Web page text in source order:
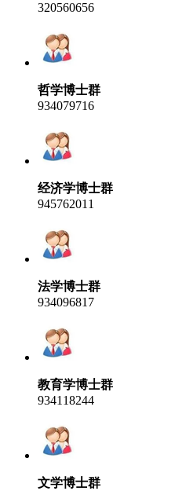
320560656
哲学博士群
934079716
经济学博士群
945762011
法学博士群
934096817
教育学博士群
934118244
文学博士群